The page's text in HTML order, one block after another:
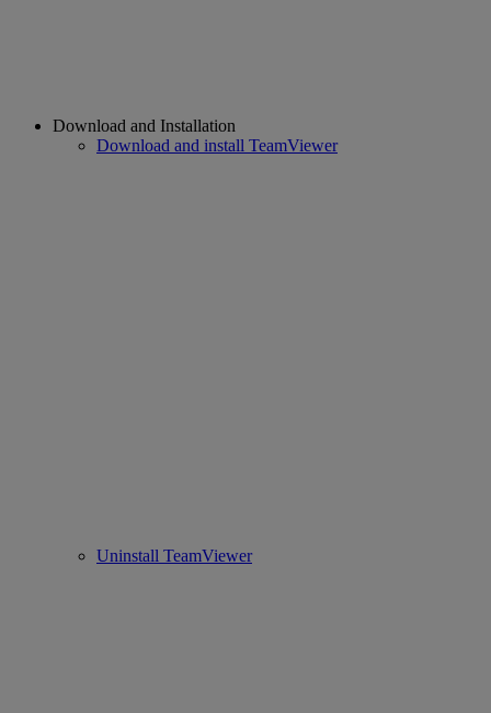
Download and Installation
Download and install TeamViewer
Uninstall TeamViewer